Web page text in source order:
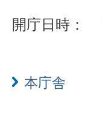
開庁日時：
本庁舎